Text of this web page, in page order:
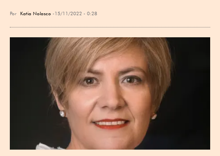
Por Katia Nolasco 15/11/2022 - 0:28